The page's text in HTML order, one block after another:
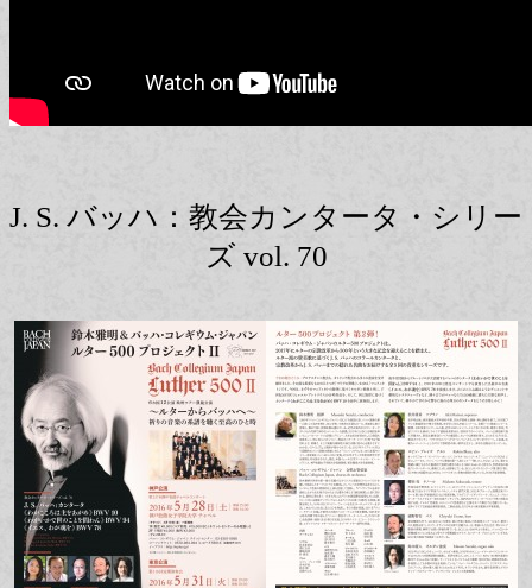
J. S. バッハ：教会カンタータ・シリー
ズ vol. 70